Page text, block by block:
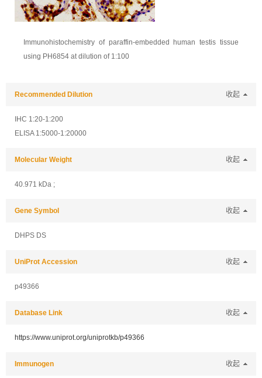
Immunohistochemistry of paraffin-embedded human testis tissue
using PH6854 at dilution of 1:100
Recommended Dilution 收起
IHC 1:20-1:200
ELISA 1:5000-1:20000
Molecular Weight 收起
40.971 kDa ;
Gene Symbol 收起
DHPS DS
UniProt Accession 收起
p49366
Database Link 收起
https://www.uniprot.org/uniprotkb/p49366
Immunogen 收起